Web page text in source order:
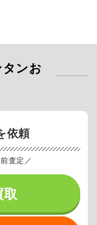
ンお
依頼
査定／